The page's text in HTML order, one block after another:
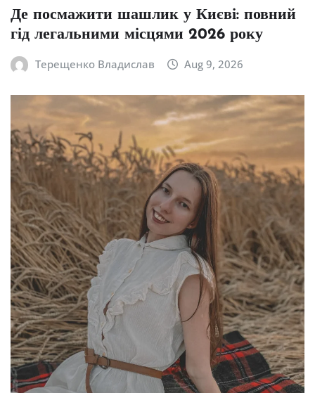
Де посмажити шашлик у Києві: повний
гід легальними місцями 2026 року
Терещенко Владислав Aug 9, 2026